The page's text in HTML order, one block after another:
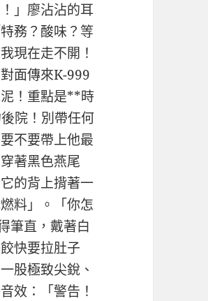
」廖沾沾的耳
務？酸味？等
現在走不開！
面傳來K-999
！重點是**時
院！別帶任何
不要帶上他最
著黑色燕尾
的背上揹著一
料」。「你怎
筆直，戴著白
快要拉肚子
股極致尖銳、
效：「警告！